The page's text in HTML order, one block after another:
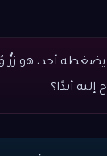
يضغطه أحد، هو
أبدًا؟